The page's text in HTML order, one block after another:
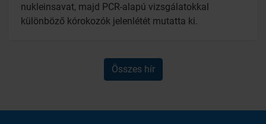
nukleinsavat, majd PCR-alapú vizsgálatokkal
különböző kórokozók jelenlétét mutatta ki.
Összes hír